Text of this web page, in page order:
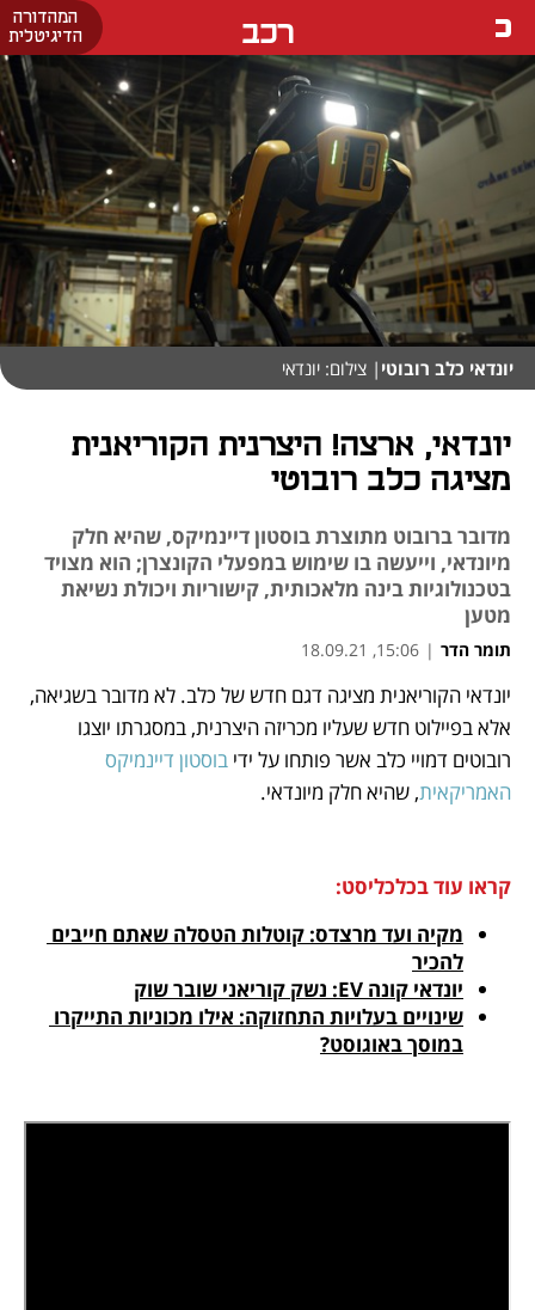
המהדורה
הדיגיטלית
רכב
יונדאי כלב רובוטי | צילום: יונדאי
יונדאי, ארצה! היצרנית הקוריאנית
מציגה כלב רובוטי
מדובר ברובוט מתוצרת בוסטון דיינמיקס, שהיא חלק
מיונדאי, וייעשה בו שימוש במפעלי הקונצרן; הוא מצויד
בטכנולוגיות בינה מלאכותית, קישוריות ויכולת נשיאת
מטען
תומר הדר |
15:06, 18.09.21
רובוטים דמויי כלב אשר פותחו על ידי
האמריקאית, שהיא חלק מיונדאי.
קראו עוד בכלכליסט:
להכיר
יונדאי קונה EV: נשק קוריאני שובר שוק
במוסך באוגוסט?